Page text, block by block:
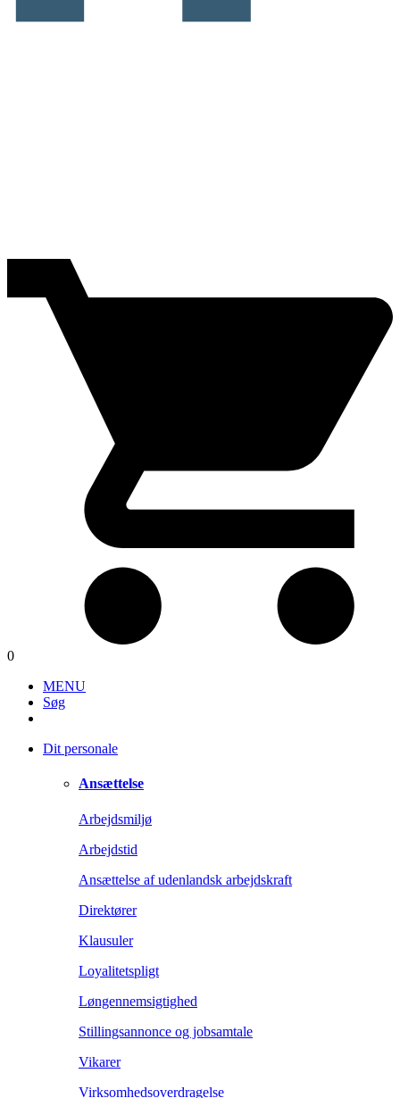
0
MENU
Søg
Dit personale
Ansættelse
Arbejdsmiljø
Arbejdstid
Ansættelse af udenlandsk arbejdskraft
Direktører
Klausuler
Loyalitetspligt
Løngennemsigtighed
Stillingsannonce og jobsamtale
Vikarer
Virksomhedsoverdragelse